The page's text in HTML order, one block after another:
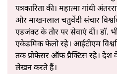
पत्रकारिता की। महात्मा गांधी
और माखनलाल चतुर्वेदी संचार
एडजंक्ट के तौर पर सेवाएं दीं। डॉ.
एकेडमिक फेलो रहे। आईटीएम
तक प्रोफेसर ऑफ प्रैक्टिस रहे। देश
लेखन करते हैं।